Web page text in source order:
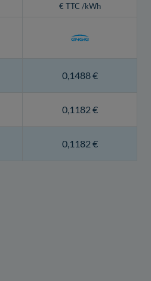
€ TTC /kWh
0,1488 €
0,1182 €
0,1182 €